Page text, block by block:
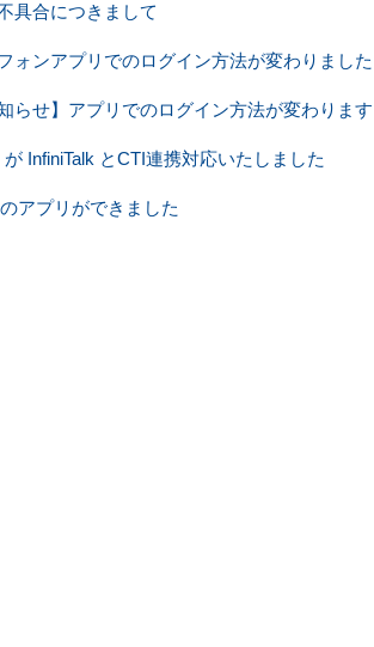
具合につきまして
ォンアプリでのログイン方法が変わりました
らせ】アプリでのログイン方法が変わります
InfiniTalk とCTI連携対応いたしました
アプリができました